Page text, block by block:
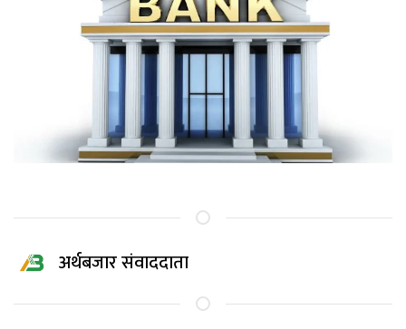
अर्थबजार संवाददाता